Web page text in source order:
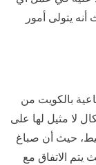
يتولى أمور
بالكويت من
لا مثيل لها على
حيث أن صباغ
الاتفاق مع